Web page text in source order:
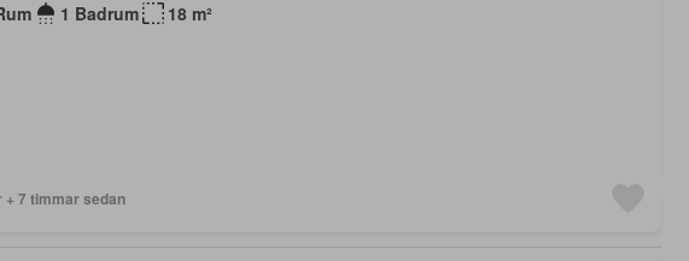
1 Badrum 18 m²
+ 7 timmar sedan